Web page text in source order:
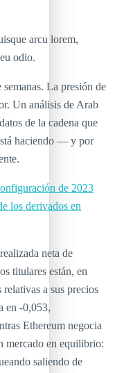
arcu lorem,
odio.
La presión de
Un análisis de Arab
de la cadena que
haciendo — y por
de 2023
los derivados en
neta de
titulares están, en
a sus precios
en -0,053,
Ethereum negocia
mercado en equilibrio:
saliendo de